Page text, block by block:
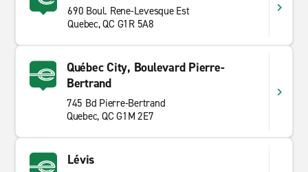
690 Boul. Rene-Levesque Est
Quebec, QC G1R 5A8
Québec City, Boulevard Pierre-
Bertrand
745 Bd Pierre-Bertrand
Quebec, QC G1M 2E7
Lévis